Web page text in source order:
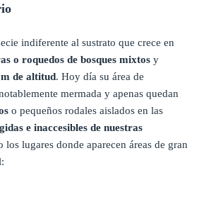
indiferente al sustrato que crece en
o roquedos de bosques mixtos y
de altitud. Hoy día su área de
mermada y apenas quedan
o pequeños rodales aislados en las
e inaccesibles de nuestras
los lugares donde aparecen áreas de gran